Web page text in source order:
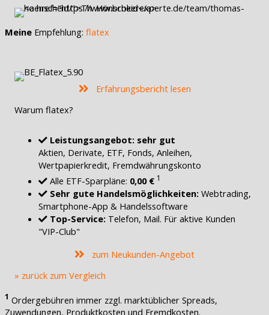
Meine Empfehlung: flatex
Erfahrungsbericht lesen
Warum flatex?
Leistungsangebot: sehr gut
Aktien, Derivate, ETF, Fonds, Anleihen,
Wertpapierkredit, Fremdwährungskonto
Alle ETF-Sparpläne: 0,00 € 1
Sehr gute Handelsmöglichkeiten: Webtrading,
Smartphone-App & Handelssoftware
Top-Service: Telefon, Mail. Für aktive Kunden
"VIP-Club"
zum Neukunden-Angebot
» zurück zum Vergleich
1 Ordergebühren immer zzgl. marktüblicher Spreads,
Zuwendungen, Produktkosten und Fremdkosten.